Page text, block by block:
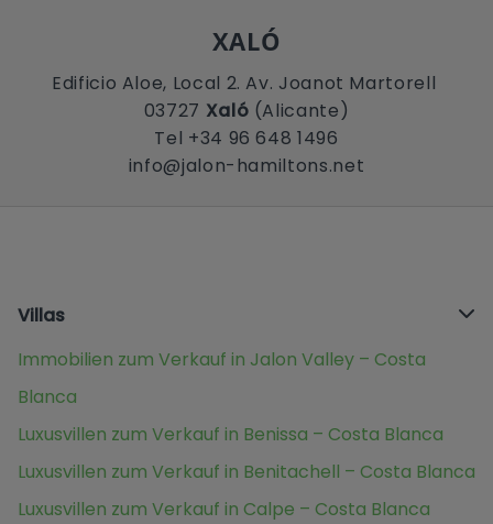
XALÓ
Edificio Aloe, Local 2. Av. Joanot Martorell
03727 Xaló (Alicante)
Tel +34 96 648 1496
info@jalon-hamiltons.net
Villas
Immobilien zum Verkauf in Jalon Valley – Costa
Blanca
Luxusvillen zum Verkauf in Benissa – Costa Blanca
Luxusvillen zum Verkauf in Benitachell – Costa Blanca
Luxusvillen zum Verkauf in Calpe – Costa Blanca